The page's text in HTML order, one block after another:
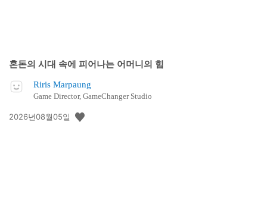
혼돈의 시대 속에 피어나는 어머니의 힘
Riris Marpaung
Game Director, GameChanger Studio
공
2026년08월05일